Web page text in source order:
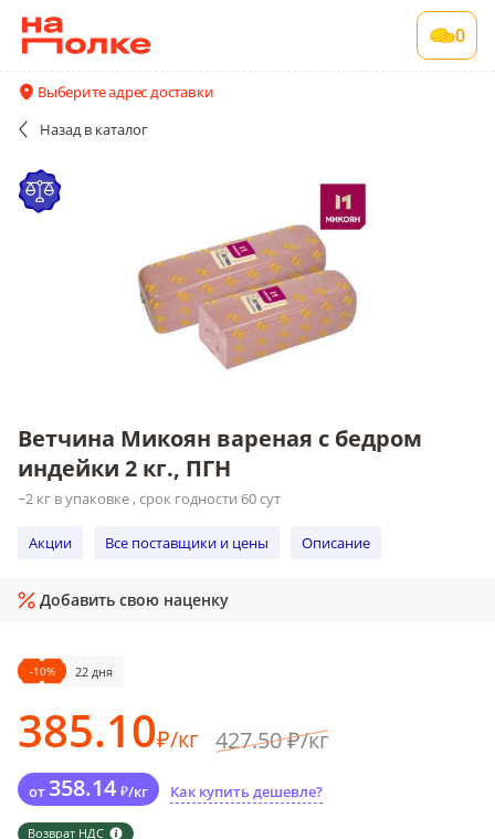
0
Выберите адрес доставки
Назад в каталог
Ветчина Микоян вареная с бедром индейки
2 кг., ПГН
Ветчина Микоян вареная с бедром
индейки 2 кг., ПГН
~2 кг в упаковке , срок годности 60 сут
Акции Все поставщики и цены Описание
Добавить свою наценку
-10% 22 дня
385.10₽/кг 427.50₽/кг
от358.14 ₽/кг Как купить дешевле?
Возврат НДС